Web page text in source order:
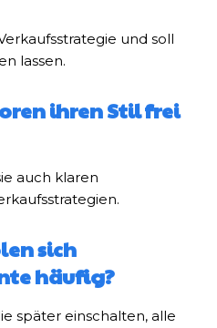
und soll
lassen.
ihren Stil frei
auch klaren
sich
häufig?
später einschalten, alle